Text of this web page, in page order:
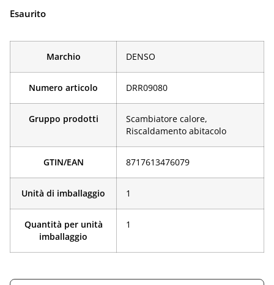
Esaurito
Marchio DENSO
Numero articolo DRR09080
Gruppo prodotti
Scambiatore calore,
Riscaldamento abitacolo
GTIN/EAN ­8717613476079
Unità di imballaggio 1
Quantità per unità
imballaggio
1